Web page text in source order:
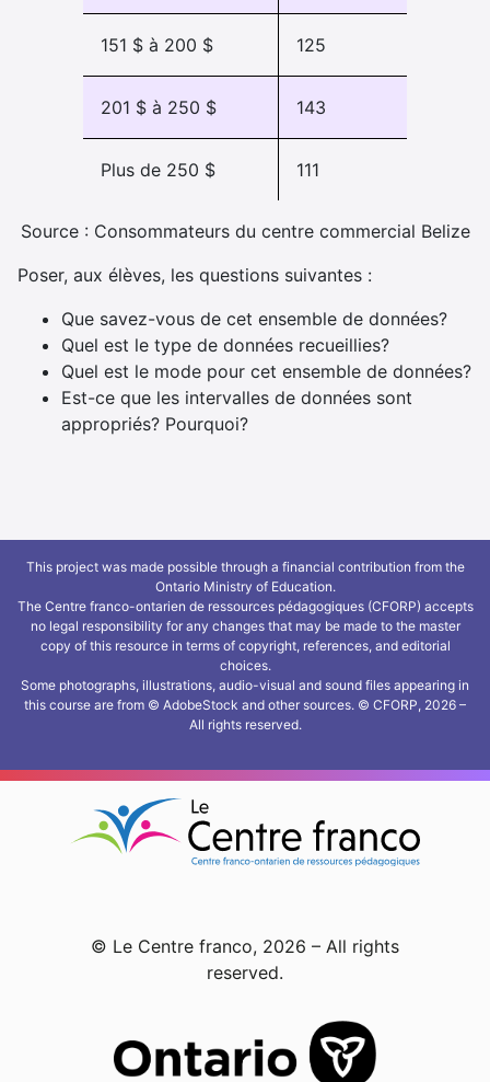
151 $ à 200 $ 125
201 $ à 250 $ 143
Plus de 250 $ 111
Source : Consommateurs du centre commercial Belize
Poser, aux élèves, les questions suivantes :
Que savez-vous de cet ensemble de données?
Quel est le type de données recueillies?
Quel est le mode pour cet ensemble de données?
Est-ce que les intervalles de données sont
appropriés? Pourquoi?
This project was made possible through a financial contribution from the
Ontario Ministry of Education.
The Centre franco-ontarien de ressources pédagogiques (CFORP) accepts
no legal responsibility for any changes that may be made to the master
copy of this resource in terms of copyright, references, and editorial
choices.
Some photographs, illustrations, audio-visual and sound files appearing in
this course are from © AdobeStock and other sources. © CFORP, 2026 –
All rights reserved.
© Le Centre franco, 2026 – All rights
reserved.